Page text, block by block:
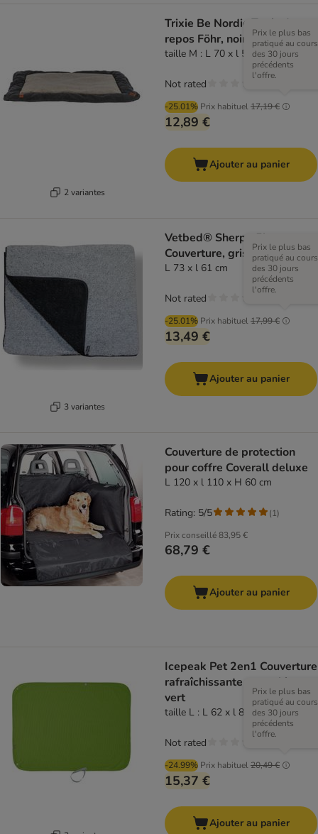
2 variantes
Trixie Be Nordic Tapis de
repos Föhr, noir/sable
taille M : L 70 x l 55 cm
-25.01% Prix habituel17,19 €
Prix le plus bas
pratiqué au cours
des 30 jours
précédents
l'offre.
12,89 €
Not rated
Ajouter au panier
3 variantes
Vetbed® Sherpa Fleece
Couverture, grise
L 73 x l 61 cm
-25.01% Prix habituel17,99 €
Prix le plus bas
pratiqué au cours
des 30 jours
précédents
l'offre.
13,49 €
Not rated
Ajouter au panier
Couverture de protection
pour coffre Coverall deluxe
L 120 x l 110 x H 60 cm
Prix conseillé83,95 €
68,79 €
Rating: 5/5 (1)
Ajouter au panier
Icepeak Pet 2en1 Couverture
rafraîchissante pour chien,
vert
taille L : L 62 x l 84 cm
-24.99% Prix habituel20,49 €
Prix le plus bas
pratiqué au cours
des 30 jours
précédents
l'offre.
15,37 €
Not rated
Ajouter au panier